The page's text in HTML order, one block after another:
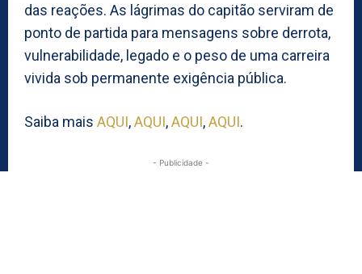
das reações. As lágrimas do capitão serviram de
ponto de partida para mensagens sobre derrota,
vulnerabilidade, legado e o peso de uma carreira
vivida sob permanente exigência pública.
Saiba mais AQUI,AQUI,AQUI,AQUI.
- Publicidade -